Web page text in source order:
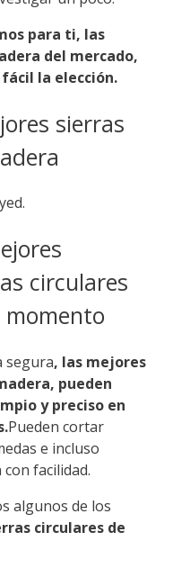
para ti, las
del mercado,
la elección.
sierras
circulares
segura, las mejores
pueden
y preciso en
Pueden cortar
e incluso
facilidad.
algunos de los
circulares de